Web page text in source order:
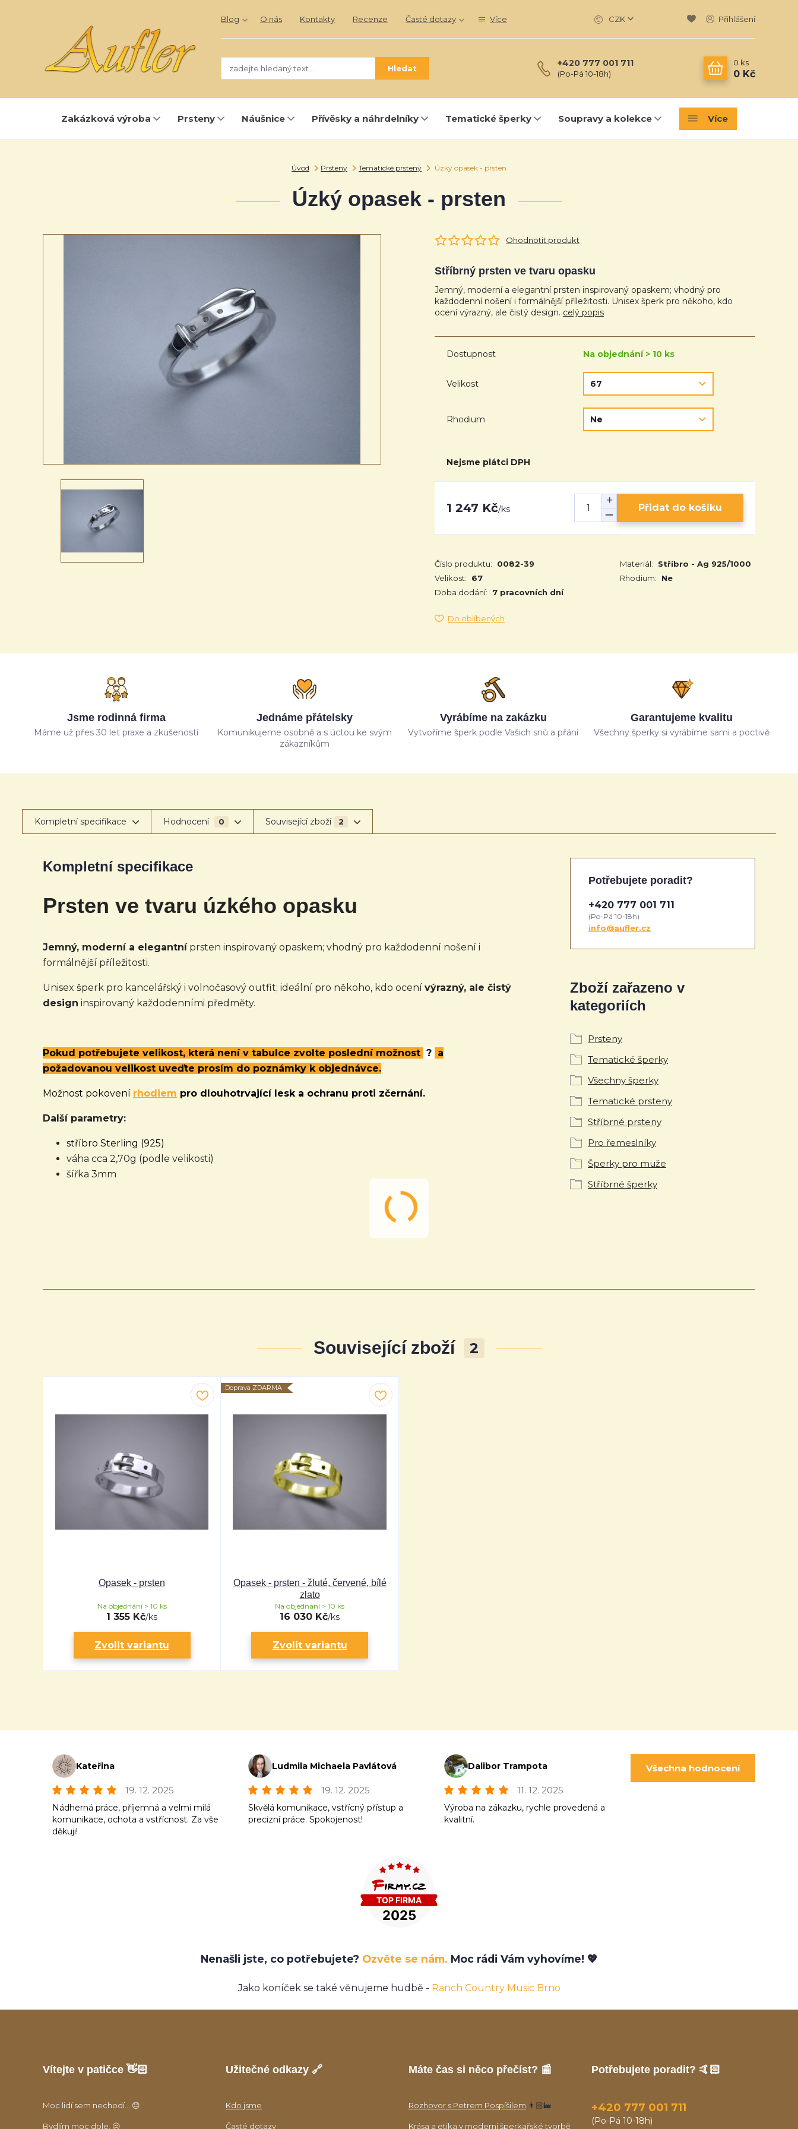
Blog O nás Kontakty Recenze Časté dotazy Více CZK Přihlášení
Hledat +420 777 001 711
(Po-Pá 10-18h)
0 ks
0 Kč
Zakázková výroba Prsteny Náušnice Přívěsky a náhrdelníky Tematické šperky Soupravy a kolekce Více
Úvod Prsteny Tematické prsteny Úzký opasek - prsten
Úzký opasek - prsten
Ohodnotit produkt
Stříbrný prsten ve tvaru opasku
Jemný, moderní a elegantní prsten inspirovaný opaskem; vhodný pro
každodenní nošení i formálnější příležitosti. Unisex šperk pro někoho, kdo
ocení výrazný, ale čistý design. celý popis
Dostupnost Na objednání > 10 ks
Velikost
Rhodium
Nejsme plátci DPH
1 247 Kč/ks Přidat do košíku
Číslo produktu: 0082-39 Materiál:
Stříbro - Ag 925/1000
Velikost:
67 Rhodium:
Ne
Doba dodání:
7 pracovních dní
Do oblíbených
Jsme rodinná firma
Máme už přes 30 let praxe a zkušeností
Jednáme přátelsky
Komunikujeme osobně a s úctou ke svým
zákazníkům
Vyrábíme na zakázku
Vytvoříme šperk podle Vašich snů a přání
Garantujeme kvalitu
Všechny šperky si vyrábíme sami a poctivě
Kompletní specifikace Hodnocení 0 Související zboží 2
Kompletní specifikace
Prsten ve tvaru úzkého opasku
Jemný, moderní a elegantníprsten inspirovaný opaskem; vhodný pro každodenní nošení i
formálnější příležitosti.
Unisex šperk pro kancelářský i volnočasový outfit; ideální pro někoho, kdo ocení výrazný, ale čistý
design inspirovaný každodenními předměty.
Pokud potřebujete velikost, která není v tabulce zvolte poslední možnost ? a
požadovanou velikost uveďte prosím do poznámky k objednávce.
Možnost pokovení rhodiem pro dlouhotrvající lesk a ochranu proti zčernání.
Další parametry:
stříbro Sterling (925)
váha cca 2,70g (podle velikosti)
šířka 3mm
Zboží zařazeno v
kategoriích
Prsteny
Tematické šperky
Všechny šperky
Tematické prsteny
Stříbrné prsteny
Pro řemeslníky
Šperky pro muže
Stříbrné šperky
Potřebujete poradit?
+420 777 001 711
(Po-Pá 10-18h)
info@aufler.cz
Související zboží 2
Opasek - prsten
1 355 Kč/ks
Na objednání > 10 ks
Zvolit variantu
Doprava ZDARMA
Opasek - prsten - žluté, červené, bílé
zlato
16 030 Kč/ks
Na objednání > 10 ks
Zvolit variantu
Kateřina
19. 12. 2025
Nádherná práce, příjemná a velmi milá
komunikace, ochota a vstřícnost. Za vše
děkuji!
Ludmila Michaela Pavlátová
19. 12. 2025
Skvělá komunikace, vstřícný přístup a
precizní práce. Spokojenost!
Dalibor Trampota
11. 12. 2025
Výroba na zákazku, rychle provedená a
kvalitní.
Všechna hodnocení
Nenašli jste, co potřebujete? Ozvěte se nám. Moc rádi Vám vyhovíme! 💖
Jako koníček se také věnujeme hudbě - Ranch Country Music Brno
Vítejte v patičce 👋🏻
Moc lidí sem nechodí... 😞
Bydlím moc dole. 😒
Užitečné odkazy 🔗
Kdo jsme
Časté dotazy
Máte čas si něco přečíst? 📰
Rozhovor s Petrem Pospíšilem 👨🏻‍🏭
Krása a etika v moderní šperkařské tvorbě
Potřebujete poradit? 🤙🏻
+420 777 001 711
(Po-Pá 10-18h)